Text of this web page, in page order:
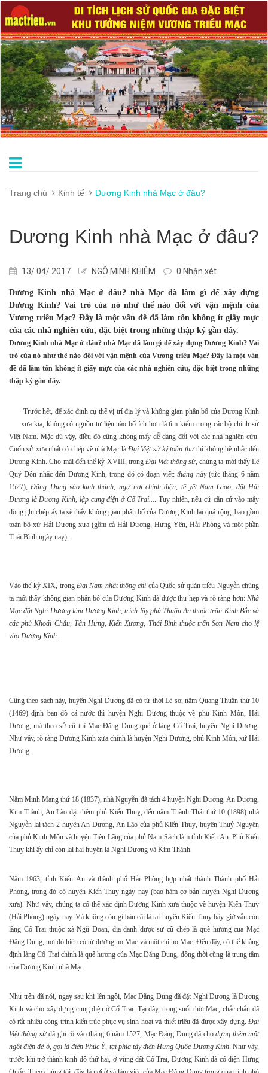
Trang chủ Kinh tế Dương Kinh nhà Mạc ở đâu?
Dương Kinh nhà Mạc ở đâu?
13/ 04/ 2017 NGÔ MINH KHIÊM 0 Nhận xét
Dương Kinh nhà Mạc ở đâu? nhà Mạc đã làm gì để xây dựng
Dương Kinh? Vai trò của nó như thế nào đối với vận mệnh của
Vương triều Mạc? Đây là một vấn đề đã làm tốn không ít giấy mực
của các nhà nghiên cứu, đặc biệt trong những thập kỷ gần đây.
Dương Kinh nhà Mạc ở đâu? nhà Mạc đã làm gì để xây dựng Dương Kinh? Vai
trò của nó như thế nào đối với vận mệnh của Vương triều Mạc? Đây là một vấn
đề đã làm tốn không ít giấy mực của các nhà nghiên cứu, đặc biệt trong những
thập kỷ gần đây.
Trước hết, để xác định cụ thể vị trí địa lý và không gian phân bố của Dương Kinh
xưa kia, không có nguồn tư liệu nào bổ ích hơn là tìm kiếm trong các bộ chính sử
Việt Nam. Mặc dù vậy, điều đó cũng không mấy dễ dàng đối với các nhà nghiên cứu.
Cuốn sử xưa nhất có chép về nhà Mạc là Đại Việt sử ký toàn thưthì không hề nhắc đến
Dương Kinh. Cho mãi đến thế kỷ XVIII, trongĐại Việt thông sử, chúng ta mới thấy Lê
Quý Đôn nhắc đến Dương Kinh, trong đó có đoạn viết:tháng này(tức tháng 6 năm
1527),Đăng Dung vào kinh thành, ngự nơi chính điện, tế yết Nam Giao, đặt Hải
Dương là Dương Kinh, lập cung điện ở Cổ Trai.... Tuy nhiên, nếu cứ căn cứ vào mấy
dòng ghi chép ấy ta sẽ thấy không gian phân bố của Dương Kinh lại quá rộng, bao gồm
toàn bộ xứ Hải Dương xưa (gồm cả Hải Dương, Hưng Yên, Hải Phòng và một phần
Thái Bình ngày nay).
Vào thế kỷ XIX, trong Đại Nam nhất thống chícủa Quốc sử quán triều Nguyễn chúng
ta mới thấy không gian phân bố của Dương Kinh đã được thu hẹp và rõ ràng hơn: Nhà
Mạc đặt Nghi Dương làm Dương Kinh, trích lấy phủ Thuận An thuộc trấn Kinh Bắc và
các phủ Khoái Châu, Tân Hưng, Kiến Xương, Thái Bình thuộc trấn Sơn Nam cho lệ
vào Dương Kinh...
Cũng theo sách này, huyện Nghi Dương đã có từ thời Lê sơ, năm Quang Thuận thứ 10
(1469) định bản đồ cả nước thì huyện Nghi Dương thuộc về phủ Kinh Môn, Hải
Dương, mà theo sử cũ thì Mạc Đăng Dung quê ở làng Cổ Trai, huyện Nghi Dương.
Như vậy, rõ ràng Dương Kinh xưa chính là huyện Nghi Dương, phủ Kinh Môn, xứ Hải
Dương.
Năm Minh Mạng thứ 18 (1837), nhà Nguyễn đã tách 4 huyện Nghi Dương, An Dương,
Kim Thành, An Lão đặt thêm phủ Kiến Thuỵ, đến năm Thành Thái thứ 10 (1898) nhà
Nguyễn lại tách 2 huyện An Dương, An Lão của phủ Kiến Thuỵ, huyện Thuỷ Nguyên
của phủ Kinh Môn và huyện Tiên Lãng của phủ Nam Sách làm tỉnh Kiến An. Phủ Kiến
Thuỵ khi ấy chỉ còn lại hai huyện là Nghi Dương và Kim Thành.
Năm 1963, tỉnh Kiến An và thành phố Hải Phòng hợp nhất thành Thành phố Hải
Phòng, trong đó có huyện Kiến Thuỵ ngày nay (bao hàm cơ bản huyện Nghi Dương
xưa). Như vậy, chúng ta có thể xác định Dương Kinh xưa thuộc về huyện Kiến Thuỵ
(Hải Phòng) ngày nay. Và không còn gì bàn cãi là tại huyện Kiến Thuỵ bây giờ vẫn còn
làng Cổ Trai thuộc xã Ngũ Đoan, địa danh được sử cũ chép là quê hương của Mạc
Đăng Dung, nơi đó hiện có từ đường họ Mạc và một chi họ Mạc. Đến đây, có thể khẳng
định làng Cổ Trai chính là quê hương của Mạc Đăng Dung, đồng thời cũng là trung tâm
của Dương Kinh nhà Mạc.
Như trên đã nói, ngay sau khi lên ngôi, Mạc Đăng Dung đã đặt Nghi Dương là Dương
Kinh và cho xây dựng cung điện ở Cổ Trai. Tại đây, trong suốt thời Mạc, chắc chắn đã
có rất nhiều công trình kiến trúc phục vụ sinh hoạt và thiết triều đã được xây dựng. Đại
Việt thông sửđã ghi rõ vào tháng 6 năm 1527, Mạc Đăng Dung đã chodựng thêm một
ngôi điện để ở, gọi là điện Phúc Ý, tại phía tây điện Hưng Quốc Dương Kinh. Như vậy,
trước khi trở thành kinh đô thứ hai, ở vùng đất Cổ Trai, Dương Kinh đã có điện Hưng